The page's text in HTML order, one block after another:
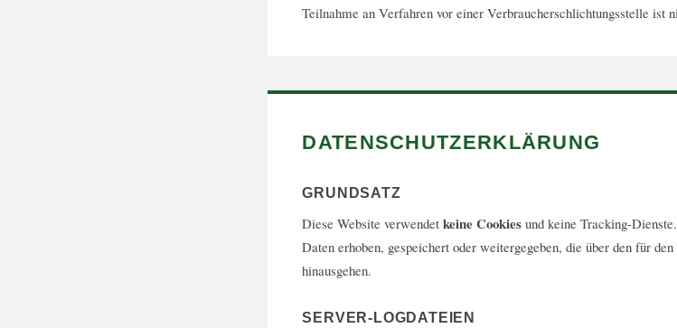
Teilnahme an Verfahren vor einer Verbraucherschlichtungsstelle ist
DATENSCHUTZERKLÄRUNG
GRUNDSATZ
Diese Website verwendetkeine Cookies und keine Tracking-
Daten erhoben, gespeichert oder weitergegeben, die über den für
hinausgehen.
SERVER-LOGDATEIEN